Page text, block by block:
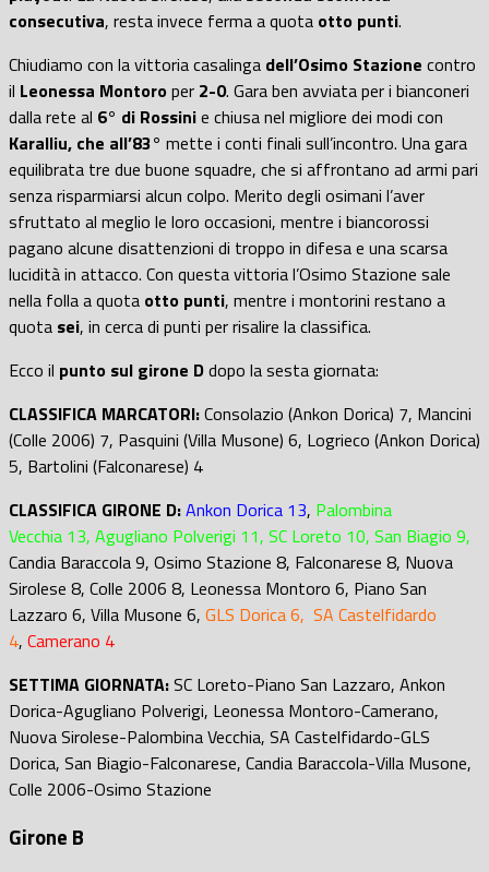
consecutiva, resta invece ferma a quota otto punti.
Chiudiamo con la vittoria casalinga dell’Osimo Stazione contro
il Leonessa Montoroper 2-0. Gara ben avviata per i bianconeri
dalla rete al 6° di Rossinie chiusa nel migliore dei modi con
Karalliu, che all’83° mette i conti finali sull’incontro. Una gara
equilibrata tre due buone squadre, che si affrontano ad armi pari
senza risparmiarsi alcun colpo. Merito degli osimani l’aver
sfruttato al meglio le loro occasioni, mentre i biancorossi
pagano alcune disattenzioni di troppo in difesa e una scarsa
lucidità in attacco. Con questa vittoria l’Osimo Stazione sale
nella folla a quota otto punti, mentre i montorini restano a
quota sei, in cerca di punti per risalire la classifica.
Ecco il punto sul girone Ddopo la sesta giornata:
CLASSIFICA MARCATORI:Consolazio (Ankon Dorica) 7, Mancini
(Colle 2006) 7, Pasquini (Villa Musone) 6, Logrieco (Ankon Dorica)
5, Bartolini (Falconarese) 4
CLASSIFICA GIRONE D:Ankon Dorica 13, Palombina
Vecchia 13, Agugliano Polverigi 11, SC Loreto 10, San Biagio 9,
Candia Baraccola 9, Osimo Stazione 8, Falconarese 8, Nuova
Sirolese 8, Colle 2006 8, Leonessa Montoro 6, Piano San
Lazzaro 6, Villa Musone 6, GLS Dorica 6, SA Castelfidardo
4, Camerano 4
SETTIMA GIORNATA:SC Loreto-Piano San Lazzaro, Ankon
Dorica-Agugliano Polverigi, Leonessa Montoro-Camerano,
Nuova Sirolese-Palombina Vecchia, SA Castelfidardo-GLS
Dorica, San Biagio-Falconarese, Candia Baraccola-Villa Musone,
Colle 2006-Osimo Stazione
Girone B